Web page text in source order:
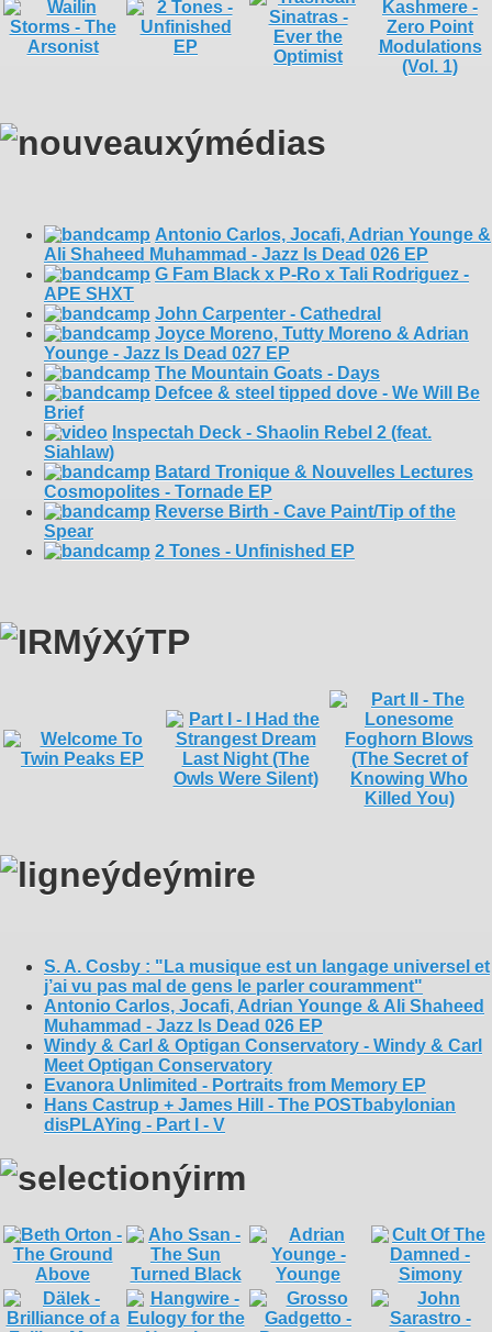
Antonio Carlos, Jocafi, Adrian Younge &
Ali Shaheed Muhammad - Jazz Is Dead 026 EP
G Fam Black x P-Ro x Tali Rodriguez -
APE SHXT
John Carpenter - Cathedral
Joyce Moreno, Tutty Moreno & Adrian
Younge - Jazz Is Dead 027 EP
The Mountain Goats - Days
Defcee & steel tipped dove - We Will Be
Brief
Inspectah Deck - Shaolin Rebel 2 (feat.
Siahlaw)
Batard Tronique & Nouvelles Lectures
Cosmopolites - Tornade EP
Reverse Birth - Cave Paint/Tip of the
Spear
2 Tones - Unfinished EP
S. A. Cosby : "La musique est un langage universel et
j’ai vu pas mal de gens le parler couramment"
Antonio Carlos, Jocafi, Adrian Younge & Ali Shaheed
Muhammad - Jazz Is Dead 026 EP
Windy & Carl & Optigan Conservatory - Windy & Carl
Meet Optigan Conservatory
Evanora Unlimited - Portraits from Memory EP
Hans Castrup + James Hill - The POSTbabylonian
disPLAYing - Part I - V